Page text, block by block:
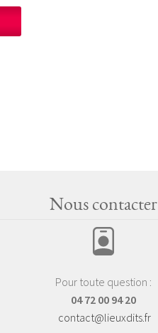
Nous contacter
Pour toute question :
04 72 00 94 20
contact@lieuxdits.fr